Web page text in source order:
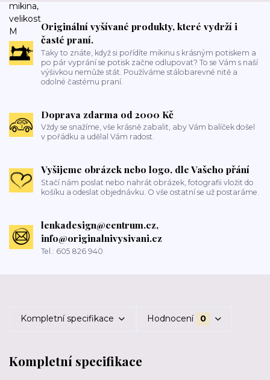
Originální vyšívané produkty, které vydrží i
časté praní.
Taky to znáte, když si pořídíte mikinu s krásným potiskem a
po pár vyprání se potisk začne odlupovat? To se Vám s naší
výšivkou nemůže stát. Používáme stálobarevné nitě a
odolné častému praní.
Doprava zdarma od 2000 Kč
Vždy se snažíme, vše krásně zabalit, aby Vám balíček došel
v pořádku a udělal Vám radost.
Vyšijeme obrázek nebo logo, dle Vašeho přání
Stačí nám poslat nebo nahrát obrázek, fotografii vložit do
košíku a odeslat objednávku. O vše ostatní se už postaráme.
lenkadesign@centrum.cz,
info@originalnivysivani.cz
Tel.: 605 826 940
Kompletní specifikace Hodnocení 0
Kompletní specifikace